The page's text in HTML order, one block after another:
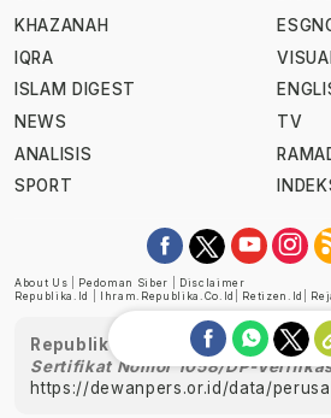
KHAZANAH
IQRA
ISLAM DIGEST
NEWS
ANALISIS
SPORT
TV
About Us Pedoman Siber
Disclaimer
Republika.id
Ihram.republika.co.id Retizen.id
Republika telah diverifikasi oleh
Sertifikat Nomor 1058/DP-
https://dewanpers.or.id/data/